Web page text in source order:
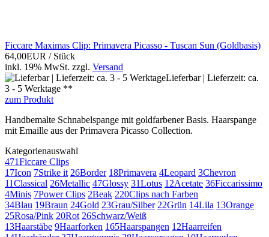
Ficcare Maximas Clip: Primavera Picasso - Tuscan Sun (Goldbasis)
64,00EUR / Stück
inkl. 19% MwSt. zzgl. Versand
Lieferbar | Lieferzeit: ca.
3 - 5 Werktage **
zum Produkt
Handbemalte Schnabelspange mit goldfarbener Basis. Haarspange
mit Emaille aus der Primavera Picasso Collection.
Kategorienauswahl
471Ficcare Clips
17Icon 7Strike it 26Border 18Primavera 4Leopard 3Chevron
11Classical 26Metallic 47Glossy 31Lotus 12Acetate 36Ficcarissimo
4Minis 7Power Clips 2Beak 220Clips nach Farben
34Blau 19Braun 24Gold 23Grau/Silber 22Grün 14Lila 13Orange
25Rosa/Pink 20Rot 26Schwarz/Weiß
13Haarstäbe 9Haarforken 165Haarspangen 12Haarreifen